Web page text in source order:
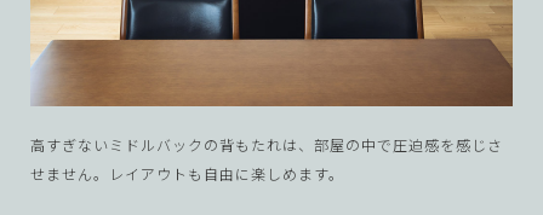
読書やリビングダイニング
兼用スタイルにもおすすめ
point ２：
別売りクッションで
くつろぎ度アップ
高すぎないミドルバックの背もたれは、部屋の中で圧迫感を感じさ
せません。
レイアウトも自由に楽しめます。